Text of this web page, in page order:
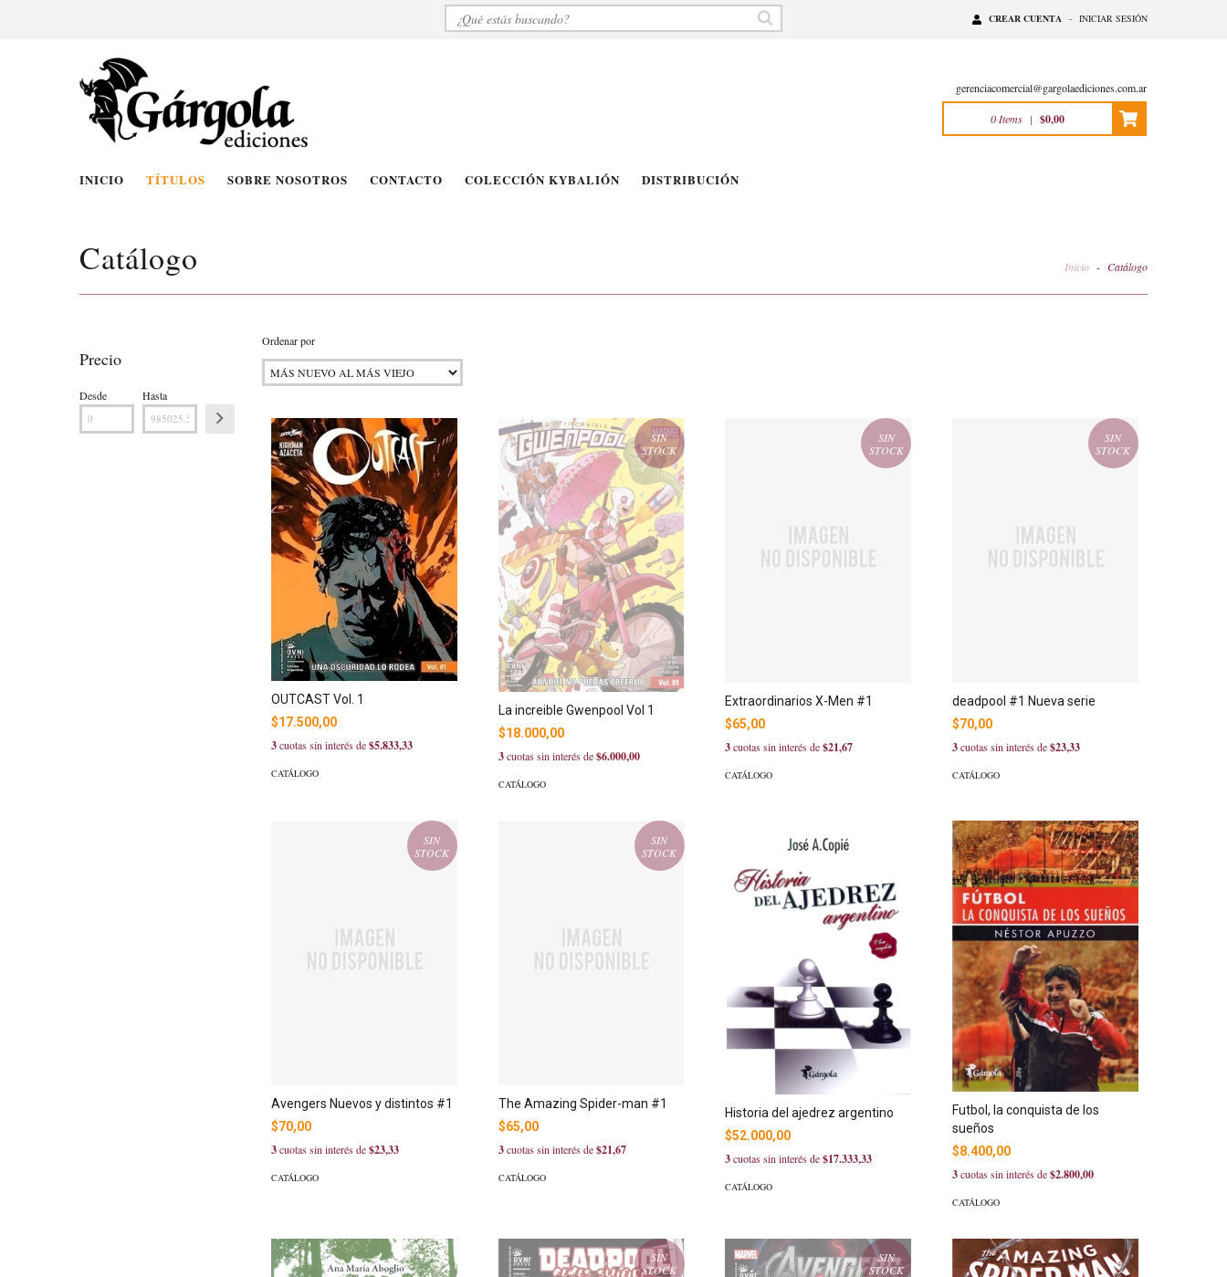
CREAR CUENTA - INICIAR SESIÓN
gerenciacomercial@gargolaediciones.com.ar
0 Items | $0,00
INICIO TÍTULOS SOBRE NOSOTROS CONTACTO COLECCIÓN KYBALIÓN DISTRIBUCIÓN
Catálogo Inicio - Catálogo
Precio
Desde Hasta
Ordenar por
OUTCAST Vol. 1
$17.500,00
3cuotas sin interés de$5.833,33
CATÁLOGO
SIN
STOCK
La increible Gwenpool Vol 1
$18.000,00
3cuotas sin interés de$6.000,00
CATÁLOGO
SIN
STOCK
Extraordinarios X-Men #1
$65,00
3cuotas sin interés de$21,67
CATÁLOGO
SIN
STOCK
deadpool #1 Nueva serie
$70,00
3cuotas sin interés de$23,33
CATÁLOGO
SIN
STOCK
Avengers Nuevos y distintos #1
$70,00
3cuotas sin interés de$23,33
CATÁLOGO
SIN
STOCK
The Amazing Spider-man #1
$65,00
3cuotas sin interés de$21,67
CATÁLOGO
Historia del ajedrez argentino
$52.000,00
3cuotas sin interés de$17.333,33
CATÁLOGO
Futbol, la conquista de los
sueños
$8.400,00
3cuotas sin interés de$2.800,00
CATÁLOGO
SIN
STOCK
SIN
STOCK